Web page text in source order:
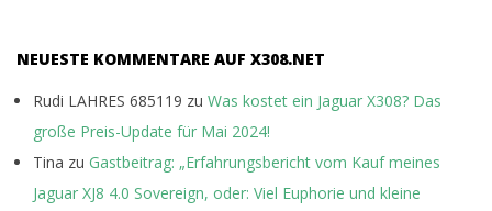
NEUESTE KOMMENTARE AUF X308.NET
Rudi LAHRES 685119 zu Was kostet ein Jaguar X308? Das
große Preis-Update für Mai 2024!
Tina zu Gastbeitrag: „Erfahrungsbericht vom Kauf meines
Jaguar XJ8 4.0 Sovereign, oder: Viel Euphorie und kleine